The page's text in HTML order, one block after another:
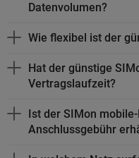
Datenvolumen?
Wie flexibel ist der
Hat der günstige
Vertragslaufzeit?
Ist der SIMon
Anschlussgebühr